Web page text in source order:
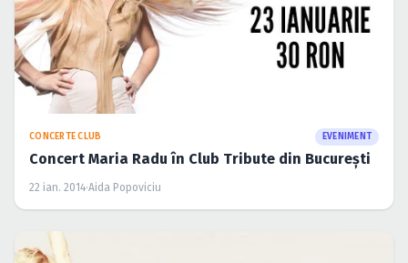
CONCERTE CLUB EVENIMENT
Concert Maria Radu în Club Tribute din Bucureşti
22 ian. 2014·Aida Popoviciu